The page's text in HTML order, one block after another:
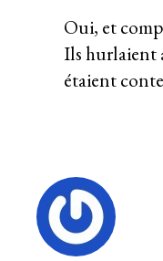
Oui, et
Ils hurlaient
étaient